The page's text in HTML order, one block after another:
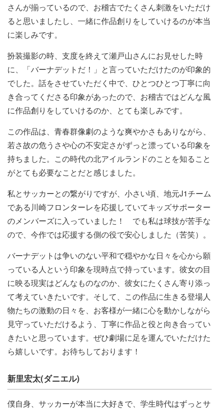
さんが揃っているので、お稽古でたくさん刺激をいただけ
ると思いましたし、一緒に作品創りをしていけるのが本当
に楽しみです。
扮装撮影の時、支度を終えて瀬戸山さんにお見せした時
に、「バーナデットだ！」と言っていただけたのが印象的
でした。話をさせていただく中で、ひとつひとつ丁寧に向
き合ってくださる印象があったので、お稽古ではどんな風
に作品創りをしていけるのか、とても楽しみです。
この作品は、青春群像劇のような爽やかさもありながら、
若さ故の危うさや心の不安定さがずっと漂っている印象を
持ちました。この時代の北アイルランドのことを知ること
がとても必要なことだと感じました。
私とサッカーとの繋がりですが、小さい頃、地元J1チーム
である川崎フロンターレを応援していてキッズサポーター
のメンバーズに入っていました！ でも私は球技が苦手な
ので、今作では応援する側の役で安心しました（苦笑）。
バーナデットは争いのない平和で穏やかな日々を心から願
っている人という印象を現時点で持っています。彼女の目
に映る現実はどんなものなのか、彼女にたくさん寄り添っ
て考えていきたいです。そして、この作品に生きる登場人
物たちの激動の日々を、お客様が一緒に心を動かしながら
見守っていただけるよう、丁寧に作品と役と向き合ってい
きたいと思っています。ぜひ劇場に足を運んでいただけた
ら嬉しいです。お待ちしております！
新里宏太(ダニエル)
僕自身、サッカーが本当に大好きで、学生時代はずっとサ